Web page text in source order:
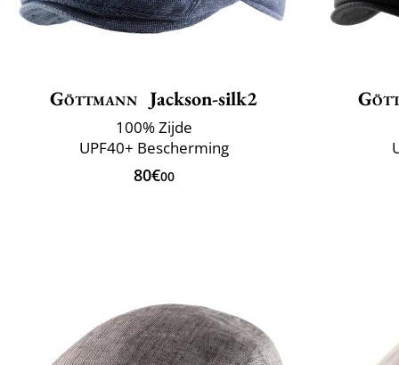
Göttmann Jackson-silk2
100% Zijde
UPF40+ Bescherming
80€00